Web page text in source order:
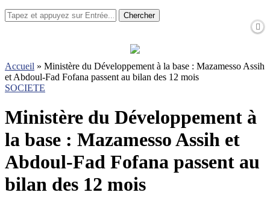
Chercher
Accueil » Ministère du Développement à la base : Mazamesso Assih
et Abdoul-Fad Fofana passent au bilan des 12 mois
SOCIETE
Ministère du Développement à
la base : Mazamesso Assih et
Abdoul-Fad Fofana passent au
bilan des 12 mois